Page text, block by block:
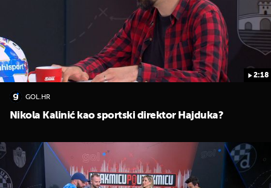
2:18
GOL.HR
Nikola Kalinić kao sportski direktor Hajduka?